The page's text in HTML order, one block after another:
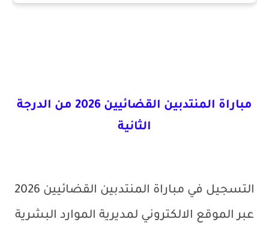
مباراة المنتدبين القضائيين 2026 من الدرجة
الثانية
التسجيل في مباراة المنتدبين القضائيين 2026
عبر الموقع الالكتروني لمديرية الموارد البشرية